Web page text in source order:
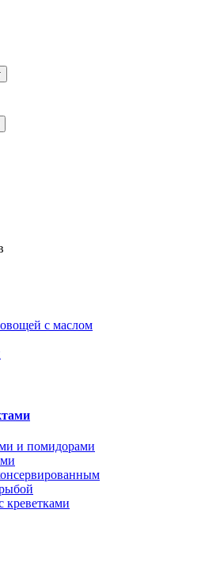
с маслом
и помидорами
креветками